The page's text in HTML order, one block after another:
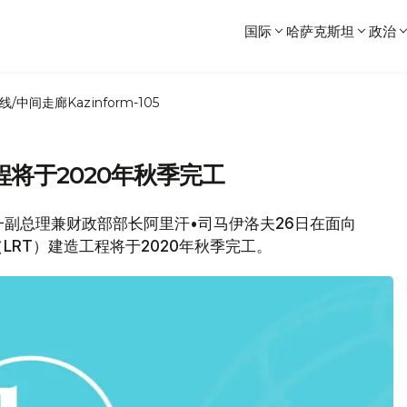
国际 哈萨克斯坦 政治
/中间走廊Kazinform-105
将于2020年秋季完工
总理兼财政部部长阿里汗•司马伊洛夫26日在面向
）建造工程将于2020年秋季完工。